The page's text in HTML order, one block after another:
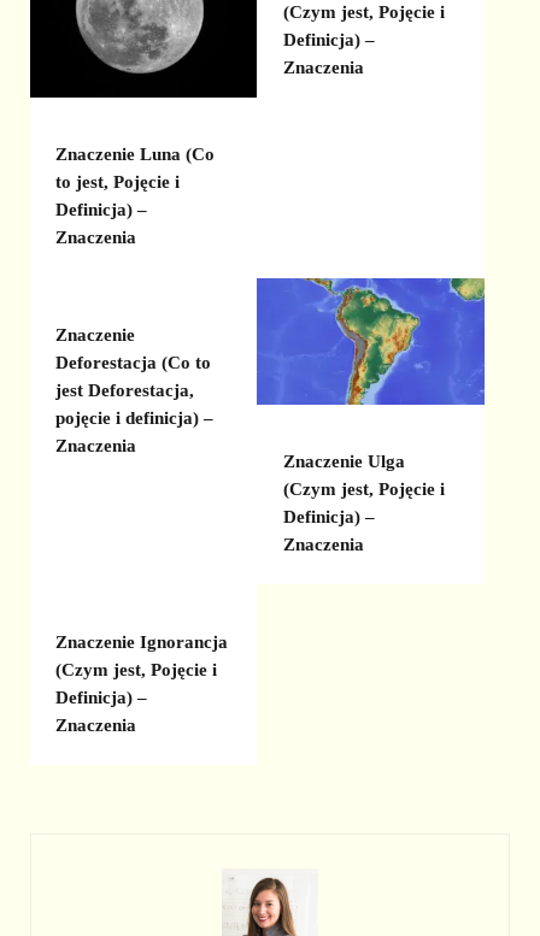
Znaczenie Luna (Co
to jest, Pojęcie i
Definicja) –
Znaczenia
(Czym jest, Pojęcie i
Definicja) –
Znaczenia
Znaczenie
Deforestacja (Co to
jest Deforestacja,
pojęcie i definicja) –
Znaczenia
Znaczenie Ulga
(Czym jest, Pojęcie i
Definicja) –
Znaczenia
Znaczenie Ignorancja
(Czym jest, Pojęcie i
Definicja) –
Znaczenia